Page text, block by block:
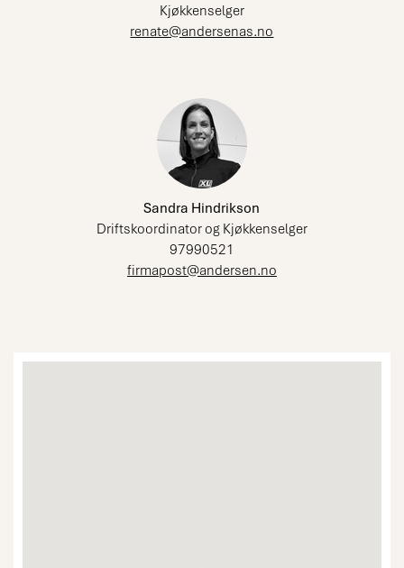
Kjøkkenselger
renate@andersenas.no
Sandra Hindrikson
Driftskoordinator og Kjøkkenselger
97990521
firmapost@andersen.no